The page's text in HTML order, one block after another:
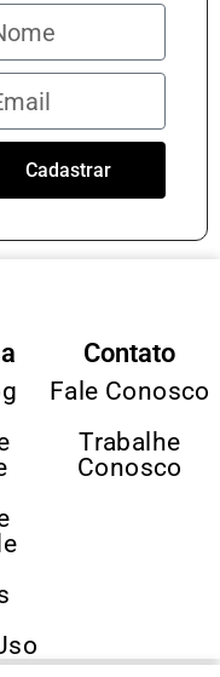
Cadastrar
Contato
Fale Conosco
Trabalhe
Conosco